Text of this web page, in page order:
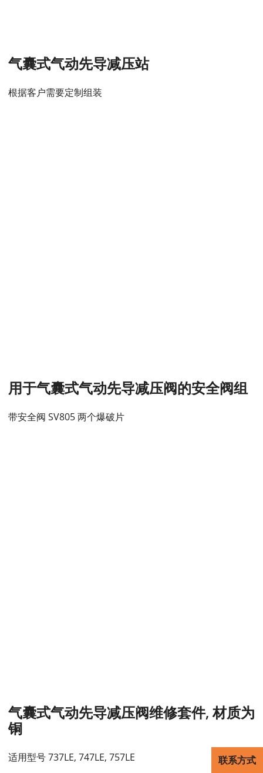
气囊式气动先导减压站
根据客户需要定制组装
用于气囊式气动先导减压阀的安全阀组
带安全阀 SV805 两个爆破片
气囊式气动先导减压阀维修套件, 材质为
铜
适用型号 737LE, 747LE, 757LE 联系方式